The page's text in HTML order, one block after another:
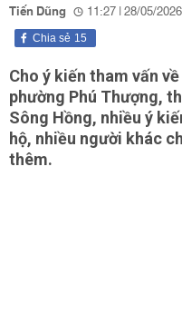
Tiến Dũng 11:27 | 28/05/2026
15
Chia sẻ
Cho ý kiến tham vấn
phường Phú Thượng,
Sông Hồng, nhiều ý
hộ, nhiều người khác
thêm.